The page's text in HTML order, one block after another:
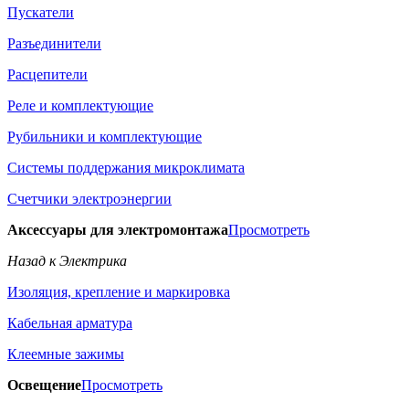
Пускатели
Разъединители
Расцепители
Реле и комплектующие
Рубильники и комплектующие
Системы поддержания микроклимата
Счетчики электроэнергии
Аксессуары для электромонтажаПросмотреть
Назад к Электрика
Изоляция, крепление и маркировка
Кабельная арматура
Клеемные зажимы
ОсвещениеПросмотреть